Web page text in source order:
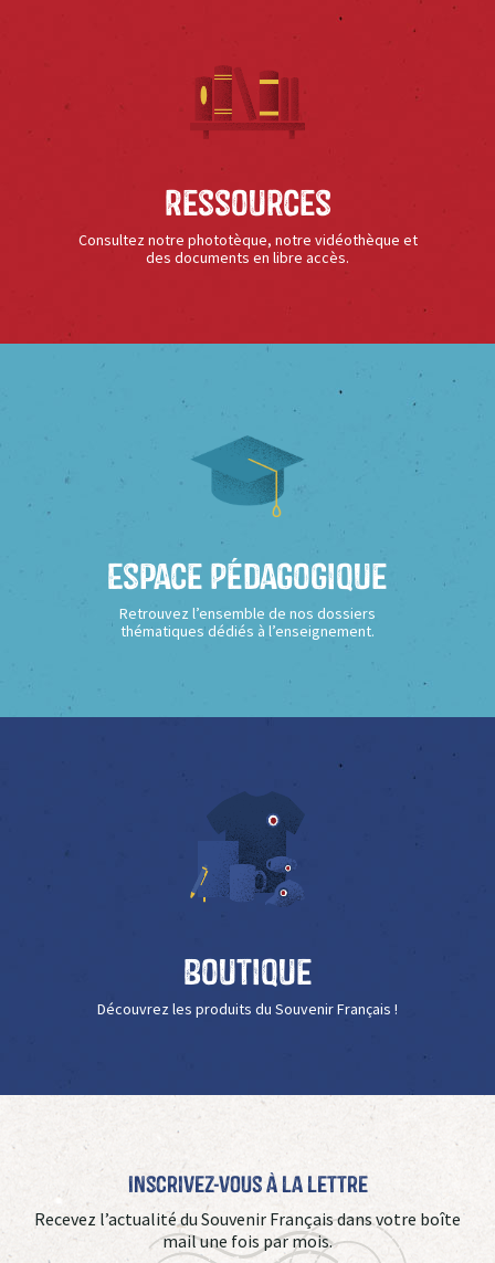
Ressources
Consultez notre phototèque, notre vidéothèque et
des documents en libre accès.
Espace Pédagogique
Retrouvez l’ensemble de nos dossiers
thématiques dédiés à l’enseignement.
Boutique
Découvrez les produits du Souvenir Français !
Inscrivez-vous à La Lettre
Recevez l’actualité du Souvenir Français dans votre boîte
mail une fois par mois.